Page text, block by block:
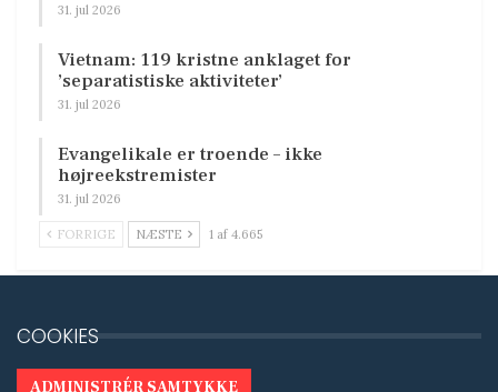
31. jul 2026
Vietnam: 119 kristne anklaget for
’separatistiske aktiviteter’
31. jul 2026
Evangelikale er troende – ikke
højreekstremister
31. jul 2026
FORRIGE NÆSTE 1 af 4.665
COOKIES
ADMINISTRÉR SAMTYKKE